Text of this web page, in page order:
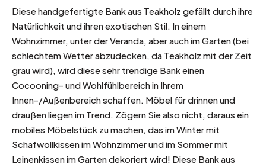
Diese handgefertigte Bank aus Teakholz gefällt durch ihre
Natürlichkeit und ihren exotischen Stil. In einem
Wohnzimmer, unter der Veranda, aber auch im Garten (bei
schlechtem Wetter abzudecken, da Teakholz mit der Zeit
grau wird), wird diese sehr trendige Bank einen
Cocooning- und Wohlfühlbereich in Ihrem
Innen-/Außenbereich schaffen. Möbel für drinnen und
draußen liegen im Trend. Zögern Sie also nicht, daraus ein
mobiles Möbelstück zu machen, das im Winter mit
Schafwollkissen im Wohnzimmer und im Sommer mit
Leinenkissen im Garten dekoriert wird! Diese Bank aus